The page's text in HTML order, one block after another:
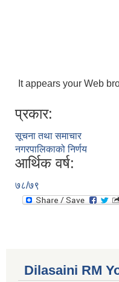
It appears your Web
प्रकार:
सूचना तथा समाचार
नगरपालिकाको निर्णय
आर्थिक वर्ष:
७८/७९
Dilasaini RM